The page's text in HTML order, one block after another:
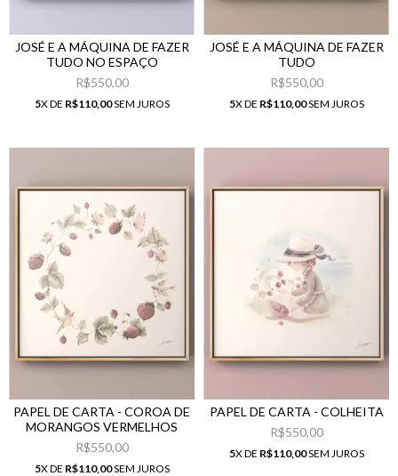
JOSÉ E A MÁQUINA DE FAZER
TUDO NO ESPAÇO
R$550,00
5X DE R$110,00SEM JUROS
JOSÉ E A MÁQUINA DE FAZER
TUDO
R$550,00
5X DE R$110,00SEM JUROS
PAPEL DE CARTA - COROA DE
MORANGOS VERMELHOS
R$550,00
5X DE R$110,00SEM JUROS
PAPEL DE CARTA - COLHEITA
R$550,00
5X DE R$110,00SEM JUROS